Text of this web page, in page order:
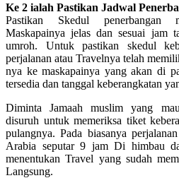
Ke 2 ialah Pastikan Jadwal
Pastikan Skedul penerbangan
Maskapainya jelas dan sesuai jam
umroh. Untuk pastikan skedul
perjalanan atau Travelnya telah
nya ke maskapainya yang akan di
tersedia dan tanggal keberangkatan
Diminta Jamaah muslim yang
disuruh untuk memeriksa tiket
pulangnya. Pada biasanya
Arabia seputar 9 jam Di himbau
menentukan Travel yang sudah
Langsung.